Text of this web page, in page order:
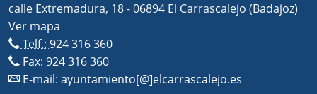
calle Extremadura, 18 - 06894 El Carrascalejo (Badajoz)
Ver mapa
Telf.:924 316 360
Fax: 924 316 360
E-mail: ayuntamiento[@]elcarrascalejo.es